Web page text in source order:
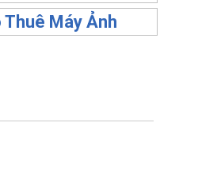
hấp dẫn khác.
Thuê Máy Ảnh